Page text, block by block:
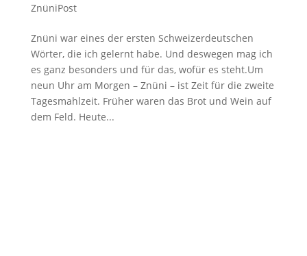
ZnüniPost
Znüni war eines der ersten Schweizerdeutschen
Wörter, die ich gelernt habe. Und deswegen mag ich
es ganz besonders und für das, wofür es steht.Um
neun Uhr am Morgen – Znüni – ist Zeit für die zweite
Tagesmahlzeit. Früher waren das Brot und Wein auf
dem Feld. Heute...